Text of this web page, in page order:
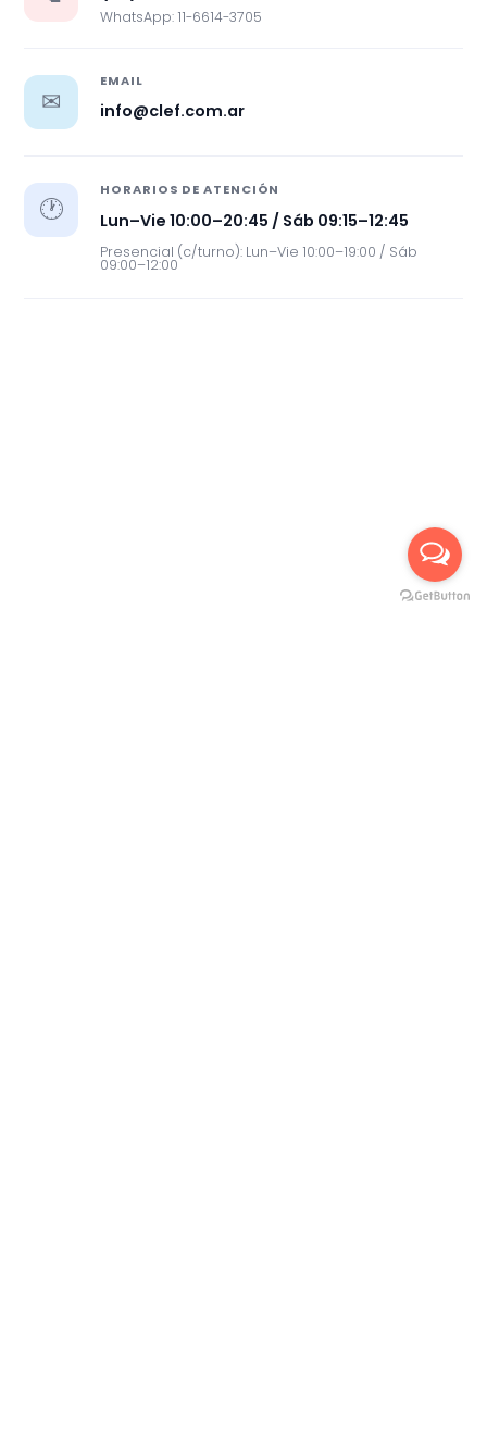
WhatsApp: 11-6614-3705
✉
EMAIL
info@clef.com.ar
🕐
HORARIOS DE ATENCIÓN
Lun–Vie 10:00–20:45 / Sáb 09:15–12:45
Presencial (c/turno): Lun–Vie 10:00–19:00 / Sáb
09:00–12:00